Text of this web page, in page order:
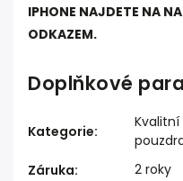
IPHONE NAJDETE NA
ODKAZEM.
Doplňkové
Kategorie:
Záruka:
2 roky